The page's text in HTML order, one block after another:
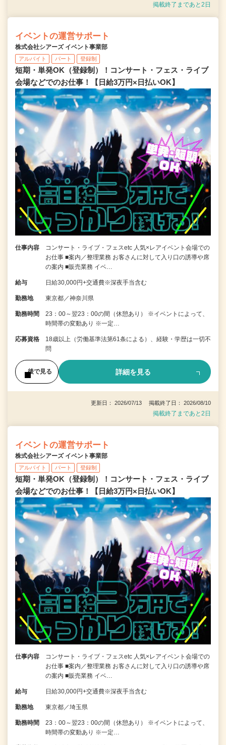
掲載終了まであと2日
イベントの運営サポート
株式会社シアーズ イベント事業部
アルバイト パート 登録制
短期・単発OK（登録制）！コンサート・フェス・ライブ
会場などでのお仕事！【日給3万円×日払いOK】
仕事内容
コンサート・ライブ・フェスetc 人気×レアイベント会場での
お仕事 ■案内／整理業務 お客さんに対して入り口の誘導や席
の案内 ■販売業務 イベ…
給与 日給30,000円+交通費※深夜手当含む
勤務地 東京都／神奈川県
勤務時間
23：00～翌23：00の間（休憩あり） ※イベントによって、
時間帯の変動あり ※一定…
応募資格
18歳以上（労働基準法第61条による）、経験・学歴は一切不
問
後で見る 詳細を見る
更新日： 2026/07/13 掲載終了日： 2026/08/10
掲載終了まであと2日
イベントの運営サポート
株式会社シアーズ イベント事業部
アルバイト パート 登録制
短期・単発OK（登録制）！コンサート・フェス・ライブ
会場などでのお仕事！【日給3万円×日払いOK】
仕事内容
コンサート・ライブ・フェスetc 人気×レアイベント会場での
お仕事 ■案内／整理業務 お客さんに対して入り口の誘導や席
の案内 ■販売業務 イベ…
給与 日給30,000円+交通費※深夜手当含む
勤務地 東京都／埼玉県
勤務時間
23：00～翌23：00の間（休憩あり） ※イベントによって、
時間帯の変動あり ※一定…